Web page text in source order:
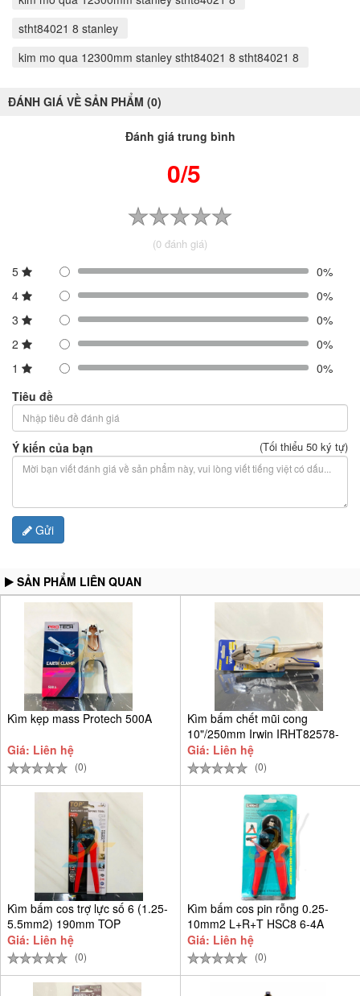
stht84021 8 stanley
kim mo qua 12300mm stanley stht84021 8 stht84021 8
ĐÁNH GIÁ VỀ SẢN PHẨM (0)
Đánh giá trung bình
0/5
(0 đánh giá)
5
0%
4
0%
3
0%
2
0%
1
0%
Tiêu đề
Ý kiến của bạn (Tối thiểu 50 ký tự)
Gửi
SẢN PHẨM LIÊN QUAN
Kìm kẹp mass Protech 500A
Giá: Liên hệ
(0)
Kìm bấm chết mũi cong
10"/250mm Irwin IRHT82578-
SH
Giá: Liên hệ
(0)
Kìm bấm cos trợ lực số 6 (1.25-
5.5mm2) 190mm TOP
Giá: Liên hệ
(0)
Kìm bấm cos pin rỗng 0.25-
10mm2 L+R+T HSC8 6-4A
Giá: Liên hệ
(0)